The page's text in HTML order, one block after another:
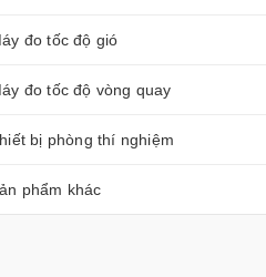
đo tốc độ gió
đo tốc độ vòng quay
bị phòng thí nghiệm
phẩm khác